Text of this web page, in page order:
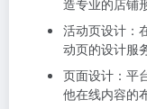
活动页设计：
动页的设计服
页面设计：平
他在线内容的